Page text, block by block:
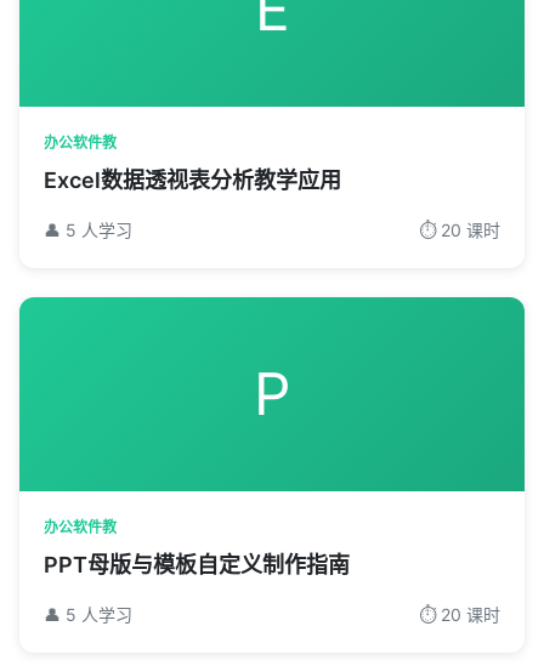
办公软件教
Excel数据透视表分析教学应用
👤 5 人学习 ⏱️ 20 课时
P
办公软件教
PPT母版与模板自定义制作指南
👤 5 人学习 ⏱️ 20 课时